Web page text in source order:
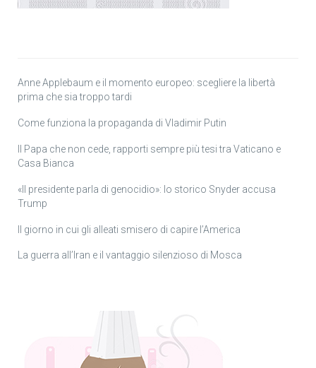
Anne Applebaum e il momento europeo: scegliere la libertà
prima che sia troppo tardi
Come funziona la propaganda di Vladimir Putin
Il Papa che non cede, rapporti sempre più tesi tra Vaticano e
Casa Bianca
«Il presidente parla di genocidio»: lo storico Snyder accusa
Trump
Il giorno in cui gli alleati smisero di capire l’America
La guerra all’Iran e il vantaggio silenzioso di Mosca